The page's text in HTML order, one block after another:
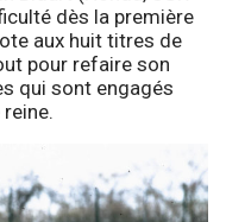
dès la première
aux huit titres de
pour refaire son
qui sont engagés